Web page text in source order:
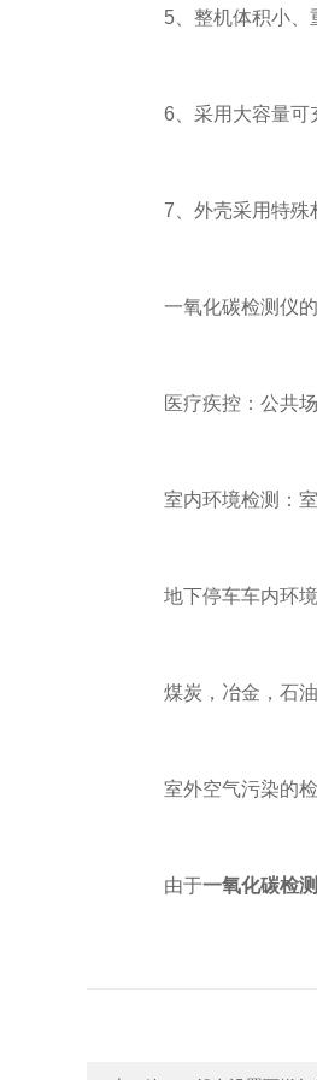
5、整机体积小、重
6、采用大容量可充
7、外壳采用特殊材
一氧化碳检测仪的
医疗疾控：公共场
室内环境检测：室
地下停车车内环境
煤炭，冶金，石油
室外空气污染的检
由于一氧化碳检